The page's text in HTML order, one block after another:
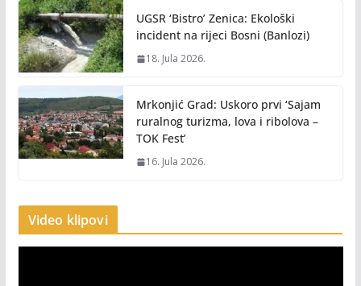
UGSR ‘Bistro’ Zenica: Ekološki
incident na rijeci Bosni (Banlozi)
18. Jula 2026.
Mrkonjić Grad: Uskoro prvi ‘Sajam
ruralnog turizma, lova i ribolova –
TOK Fest’
16. Jula 2026.
Video klipovi